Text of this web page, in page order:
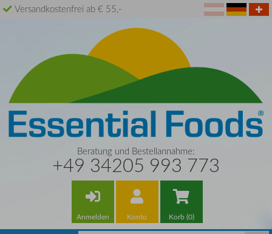
Versandkostenfrei ab € 55,-
Beratung und Bestellannahme:
+49 34205 993 773
Anmelden Konto Korb (0)